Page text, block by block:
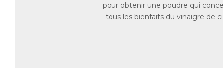
●
pour obtenir une poudre qui
tous les bienfaits du vinaigre de